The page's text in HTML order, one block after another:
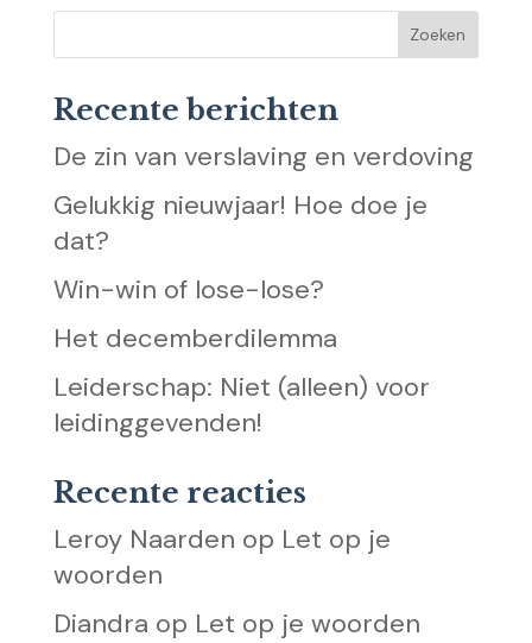
Recente berichten
De zin van verslaving en verdoving
Gelukkig nieuwjaar! Hoe doe je
dat?
Win-win of lose-lose?
Het decemberdilemma
Leiderschap: Niet (alleen) voor
leidinggevenden!
Recente reacties
Leroy Naarden op Let op je
woorden
Diandra op Let op je woorden